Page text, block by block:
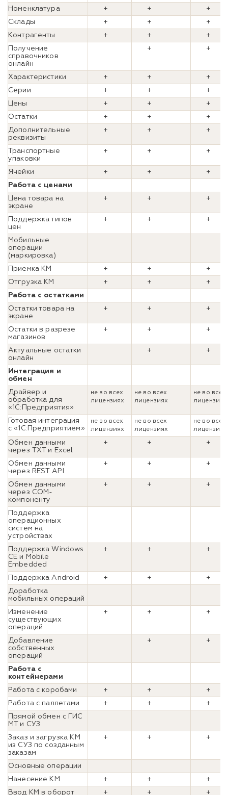
Номенклатура
+ +
+
Склады
+ +
+
Контрагенты
+ +
+
Получение
справочников
онлайн
+ +
Характеристики + +
+
Серии
+ +
+
Цены
+ +
+
Остатки
+ +
+
Дополнительные
реквизиты
+ + +
Транспортные
упаковки
+ + +
Ячейки + +
+
Работа с ценами
Цена товара на
экране
+ + +
Поддержка типов
цен
+ + +
Мобильные
операции
(маркировка)
Приемка КМ
+ +
+
Отгрузка КМ
+ +
+
Работа с остатками
Остатки товара на
экране
+ + +
Остатки в разрезе
магазинов
+ + +
Актуальные остатки
онлайн
+ +
Интеграция и
обмен
Драйвер и
обработка для
«1С:Предприятия»
не во всех
лицензиях
не во всех
лицензиях
не во всех
лицензиях
Готовая интеграция
с «1С:Предприятием»
не во всех
лицензиях
не во всех
лицензиях
не во всех
лицензиях
Обмен данными
через TXT и Excel
+ + +
Обмен данными
через REST API
+ + +
Обмен данными
через COM-
компоненту
+ + +
Поддержка
операционных
систем на
устройствах
Поддержка Windows
CE и Mobile
Embedded
+ + +
Поддержка Android + +
+
Доработка
мобильных операций
Изменение
существующих
операций
+ + +
Добавление
собственных
операций
+ +
Работа с
контейнерами
Работа с коробами
+ +
+
Работа с паллетами
+ +
+
Прямой обмен с ГИС
МТ и СУЗ
Заказ и загрузка КМ
из СУЗ по созданным
заказам
+ + +
Основные операции
Нанесение КМ
+ +
+
Ввод КМ в оборот
+ +
+